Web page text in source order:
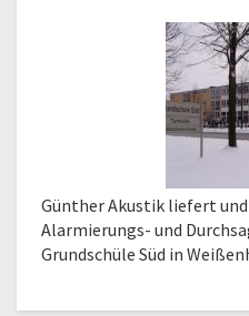
Günther Akustik liefert
Alarmierungs- und
Grundschüle Süd in